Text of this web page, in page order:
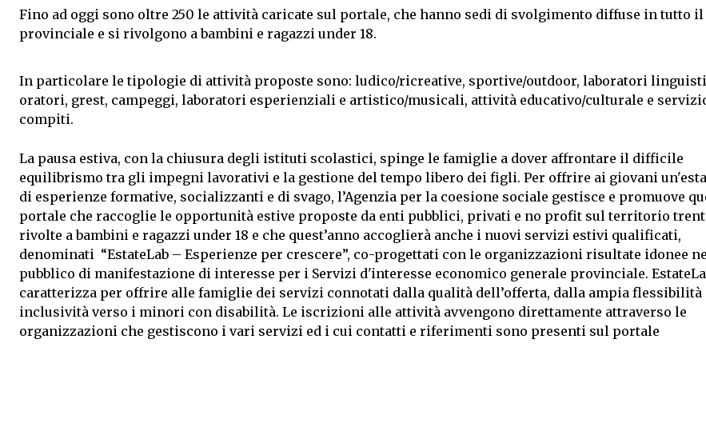
Fino ad oggi sono oltre 250 le attività caricate sul portale, che hanno sedi di svolgimento diffuse in tutto
provinciale e si rivolgono a bambini e ragazzi under 18.
In particolare le tipologie di attività proposte sono: ludico/ricreative, sportive/outdoor, laboratori
oratori, grest, campeggi, laboratori esperienziali e artistico/musicali, attività educativo/culturale e
compiti.
La pausa estiva, con la chiusura degli istituti scolastici, spinge le famiglie a dover affrontare il difficile
equilibrismo tra gli impegni lavorativi e la gestione del tempo libero dei figli. Per offrire ai giovani
di esperienze formative, socializzanti e di svago, l’Agenzia per la coesione sociale gestisce e promuove
portale che raccoglie le opportunità estive proposte da enti pubblici, privati e no profit sul territorio
rivolte a bambini e ragazzi under 18 e che quest’anno accoglierà anche i nuovi servizi estivi qualificati,
denominati “EstateLab – Esperienze per crescere”, co-progettati con le organizzazioni risultate idonee
pubblico di manifestazione di interesse per i Servizi d'interesse economico generale provinciale.
caratterizza per offrire alle famiglie dei servizi connotati dalla qualità dell’offerta, dalla ampia flessibilità
inclusività verso i minori con disabilità. Le iscrizioni alle attività avvengono direttamente attraverso le
organizzazioni che gestiscono i vari servizi ed i cui contatti e riferimenti sono presenti sul portale